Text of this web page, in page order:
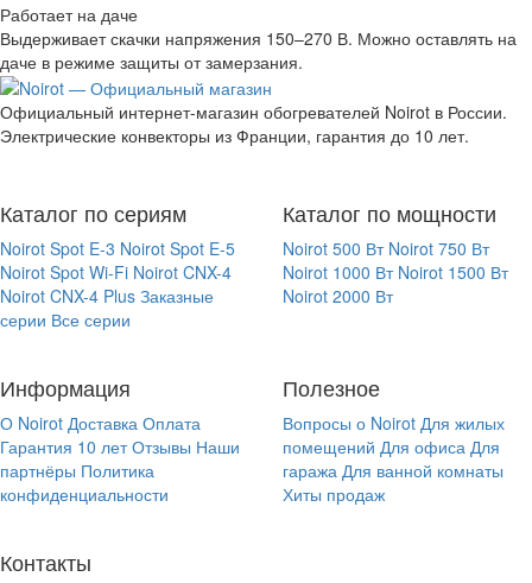
Работает на даче
Выдерживает скачки напряжения 150–270 В. Можно оставлять на
даче в режиме защиты от замерзания.
Официальный интернет-магазин обогревателей Noirot в России.
Электрические конвекторы из Франции, гарантия до 10 лет.
Каталог по сериям
Noirot Spot E-3 Noirot Spot E-5
Noirot Spot Wi-Fi Noirot CNX-4
Noirot CNX-4 Plus Заказные
серии Все серии
Каталог по мощности
Noirot 500 Вт Noirot 750 Вт
Noirot 1000 Вт Noirot 1500 Вт
Noirot 2000 Вт
Информация
О Noirot Доставка Оплата
Гарантия 10 лет Отзывы Наши
партнёры Политика
конфиденциальности
Полезное
Вопросы о Noirot Для жилых
помещений Для офиса Для
гаража Для ванной комнаты
Хиты продаж
Контакты